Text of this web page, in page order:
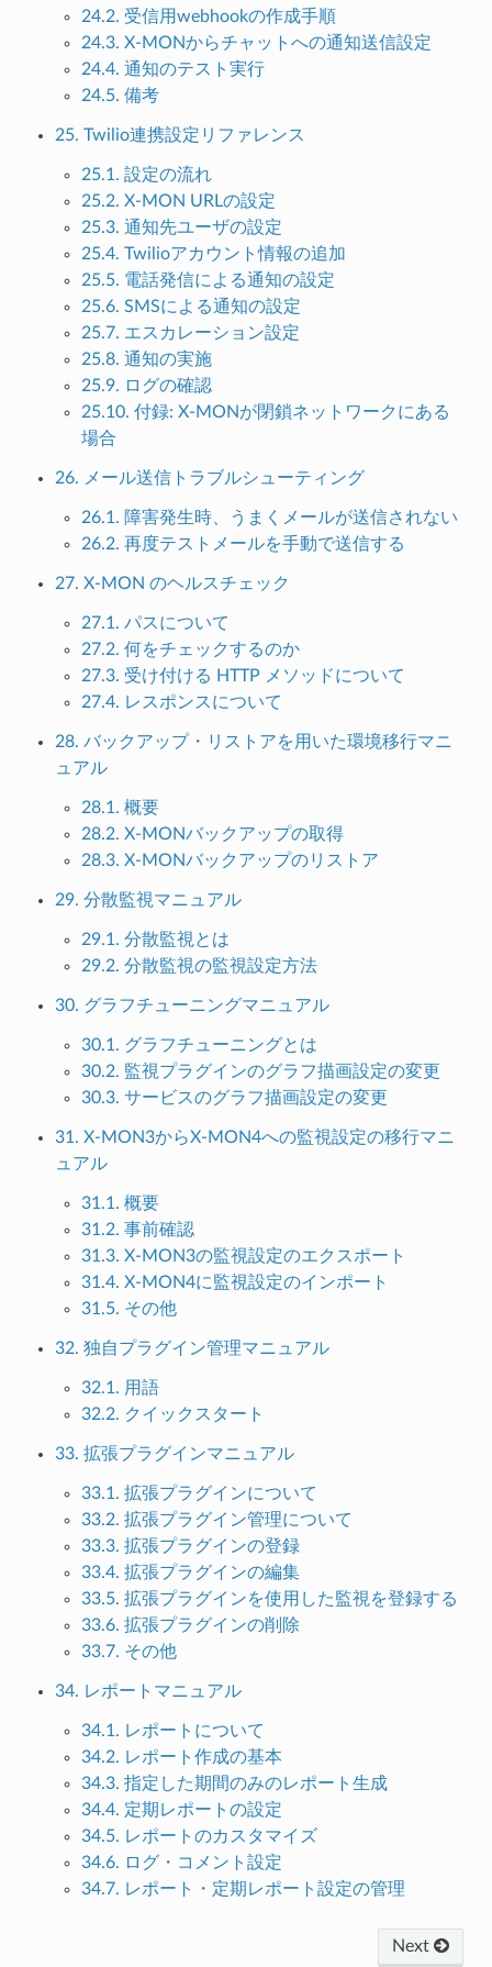
24.2. 受信用webhookの作成手順
24.3. X-MONからチャットへの通知送信設定
24.4. 通知のテスト実行
24.5. 備考
25. Twilio連携設定リファレンス
25.1. 設定の流れ
25.2. X-MON URLの設定
25.3. 通知先ユーザの設定
25.4. Twilioアカウント情報の追加
25.5. 電話発信による通知の設定
25.6. SMSによる通知の設定
25.7. エスカレーション設定
25.8. 通知の実施
25.9. ログの確認
25.10. 付録: X-MONが閉鎖ネットワークにある
場合
26. メール送信トラブルシューティング
26.1. 障害発生時、うまくメールが送信されない
26.2. 再度テストメールを手動で送信する
27. X-MON のヘルスチェック
27.1. パスについて
27.2. 何をチェックするのか
27.3. 受け付ける HTTP メソッドについて
27.4. レスポンスについて
28. バックアップ・リストアを用いた環境移行マニ
ュアル
28.1. 概要
28.2. X-MONバックアップの取得
28.3. X-MONバックアップのリストア
29. 分散監視マニュアル
29.1. 分散監視とは
29.2. 分散監視の監視設定方法
30. グラフチューニングマニュアル
30.1. グラフチューニングとは
30.2. 監視プラグインのグラフ描画設定の変更
30.3. サービスのグラフ描画設定の変更
31. X-MON3からX-MON4への監視設定の移行マニ
ュアル
31.1. 概要
31.2. 事前確認
31.3. X-MON3の監視設定のエクスポート
31.4. X-MON4に監視設定のインポート
31.5. その他
32. 独自プラグイン管理マニュアル
32.1. 用語
32.2. クイックスタート
33. 拡張プラグインマニュアル
33.1. 拡張プラグインについて
33.2. 拡張プラグイン管理について
33.3. 拡張プラグインの登録
33.4. 拡張プラグインの編集
33.5. 拡張プラグインを使用した監視を登録する
33.6. 拡張プラグインの削除
33.7. その他
34. レポートマニュアル
34.1. レポートについて
34.2. レポート作成の基本
34.3. 指定した期間のみのレポート生成
34.4. 定期レポートの設定
34.5. レポートのカスタマイズ
34.6. ログ・コメント設定
34.7. レポート・定期レポート設定の管理
Next